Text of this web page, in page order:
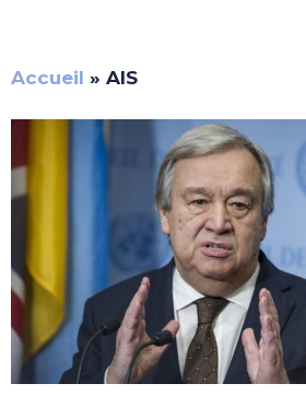
Accueil » AIS